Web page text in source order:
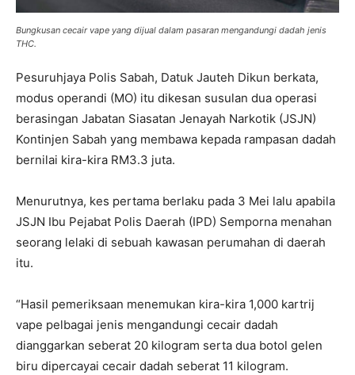
Bungkusan cecair vape yang dijual dalam pasaran mengandungi dadah jenis
THC.
Pesuruhjaya Polis Sabah, Datuk Jauteh Dikun berkata,
modus operandi (MO) itu dikesan susulan dua operasi
berasingan Jabatan Siasatan Jenayah Narkotik (JSJN)
Kontinjen Sabah yang membawa kepada rampasan dadah
bernilai kira-kira RM3.3 juta.
Menurutnya, kes pertama berlaku pada 3 Mei lalu apabila
JSJN Ibu Pejabat Polis Daerah (IPD) Semporna menahan
seorang lelaki di sebuah kawasan perumahan di daerah
itu.
“Hasil pemeriksaan menemukan kira-kira 1,000 kartrij
vape pelbagai jenis mengandungi cecair dadah
dianggarkan seberat 20 kilogram serta dua botol gelen
biru dipercayai cecair dadah seberat 11 kilogram.